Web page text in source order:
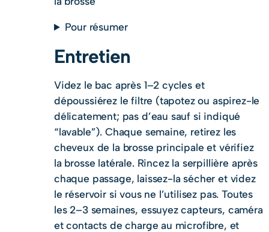
Pour résumer
Entretien
Videz le bac après 1–2 cycles et
dépoussiérez le filtre (tapotez ou aspirez-le
délicatement; pas d’eau sauf si indiqué
“lavable”). Chaque semaine, retirez les
cheveux de la brosse principale et vérifiez
la brosse latérale. Rincez la serpillière après
chaque passage, laissez-la sécher et videz
le réservoir si vous ne l’utilisez pas. Toutes
les 2–3 semaines, essuyez capteurs, caméra
et contacts de charge au microfibre, et